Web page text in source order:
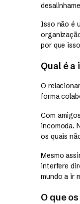
Isso não é
por que
Qual é
O
forma
Com
incomoda.
os quais
Mesmo
interfere
mundo a ir
O que